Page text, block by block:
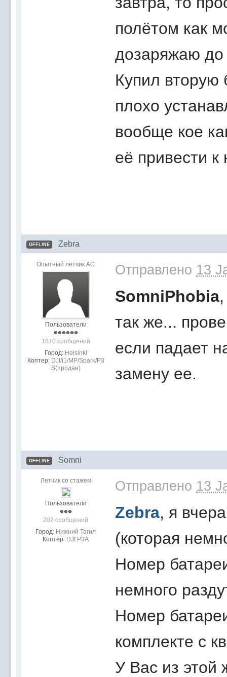
полётом как
дозаряжаю до
Купил вторую
плохо
вообще кое
её привести
OFFLINE Zebra
Опытный летчик АС
Пользователи
1870 сообщений
Город: Helsinki
Коптер: DJI/i1/MP/Spark/P3
S(продан)
Отправлено 13
SomniPhobia
так же...
если падает
замену ее.
OFFLINE Somni
Летчик со стажем
Пользователи
202 сообщений
Город: Нижний Тагил
Коптер: DJI P3A
Отправлено 13
Zebra, я
(которая
Номер
немного
Номер
комплекте с
У Вас из этой